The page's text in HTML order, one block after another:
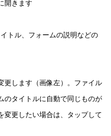
開きます
トル、フォームの説明などの
更します（画像左）。ファイル
のタイトルに自動で同じものが
変更したい場合は、タップして